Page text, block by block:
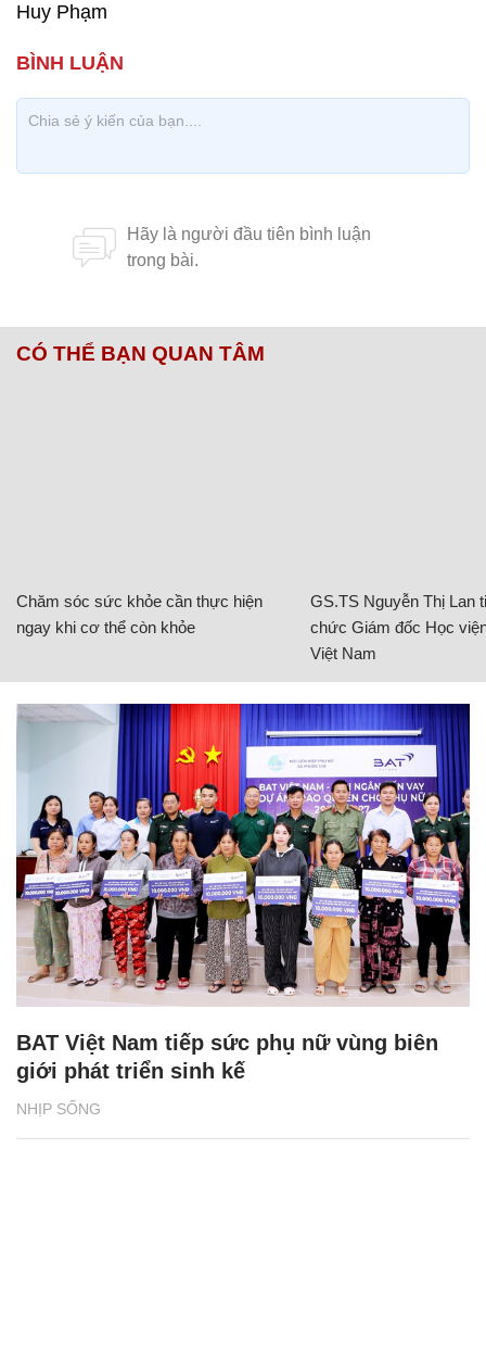
Huy Phạm
CÓ THỂ BẠN QUAN TÂM
Chăm sóc sức khỏe cần thực hiện
ngay khi cơ thể còn khỏe
GS.TS Nguyễn Thị Lan
chức Giám đốc Học
Việt Nam
NHỊP SỐNG
BAT Việt Nam tiếp sức phụ nữ vùng biên
giới phát triển sinh kế